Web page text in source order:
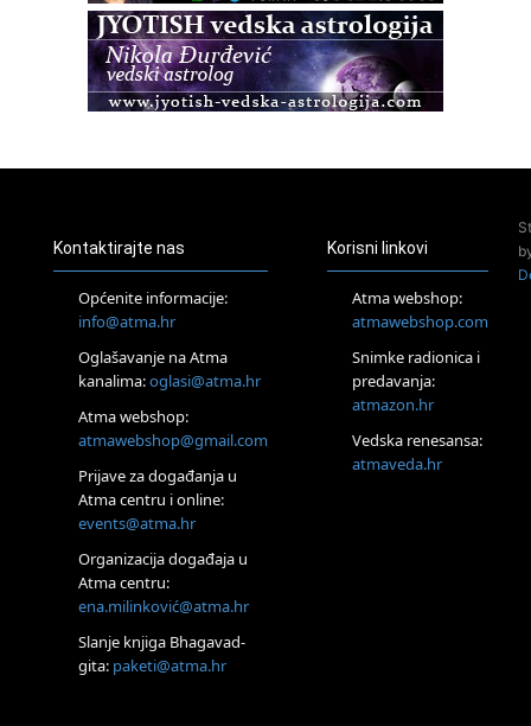
Zagreb+Online
Osnovni ThetaHealing® tečaj, Zagreb i Online
Access BARS®, otpusti stres
Pjesma srca / Zagreb
Tečaj Višeg Vodstva, razvijanja intuicije i Akaša zapisa
Online
Postanite Nositelj Vibracije Nove Zemlje
Visoko
Alemka Dauskardt – Jednodnevna radionica sistemskih
konstelacija
Zagreb
HOD PO ŽERAVICI – Seminar koji mijenja tijelo, duh i um
SoulFest – Festival glazbe, mudrosti i zajedništva
Zagreb
Access BARS® edukacija otpusti stres
Kontaktirajte nas
Općenite informacije:
info@atma.hr
Oglašavanje na Atma
kanalima:oglasi@atma.hr
Atma webshop:
atmawebshop@gmail.com
Prijave za događanja u
Atma centru i online:
events@atma.hr
Organizacija događaja u
Atma centru:
ena.milinković@atma.hr
Slanje knjiga Bhagavad-
gita: paketi@atma.hr
Korisni linkovi
Atma webshop:
atmawebshop.com
Snimke radionica i
predavanja:
atmazon.hr
Vedska renesansa:
atmaveda.hr